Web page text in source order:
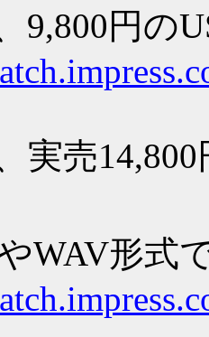
9,800円の
実売
WAV形式